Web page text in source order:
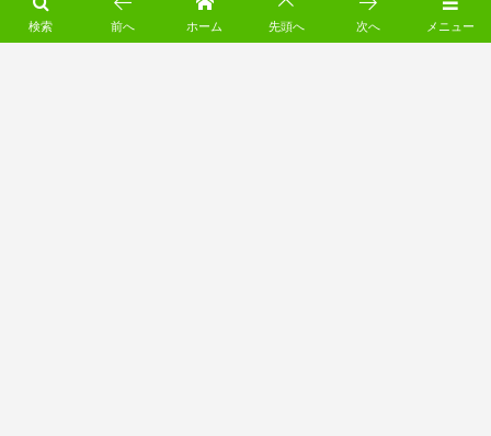
メニュー
検索 前へ ホーム 先頭へ 次へ